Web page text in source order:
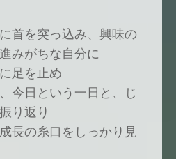
首を突っ込み、興味の
みがちな自分に
足を止め
今日という一日と、じ
り返り
長の糸口をしっかり見